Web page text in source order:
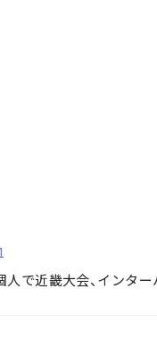
で近畿大会、インター